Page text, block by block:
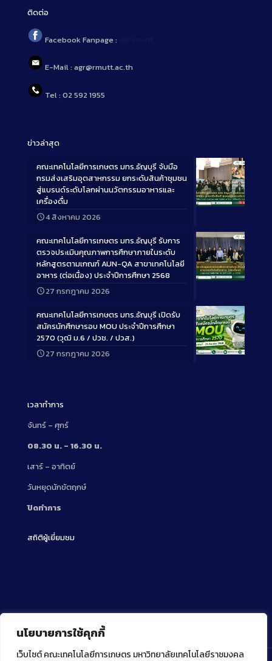
นโยบายการใช้คุกกี้
เว็บไซต์ คณะเทคโนโลยีการเกษตร มหาวิทยาลัยเทคโนโลยีราชมงคล
ติดต่อ
Facebook Fanpage :
E-Mail : agr@rmutt.ac.th
Tel : 02 592 1955
ข่าวล่าสุด
Long
คณะเทคโนโลยีการเกษตร มทร.ธัญบุรี จับมือ
กรมส่งเสริมอุตสาหกรรม ยกระดับสินค้าชุมชน
สู่แบรนด์ระดับโลกผ่านนวัตกรรมอาหารและ
เครื่องดื่ม
4 สิงหาคม 2026
Long
คณะเทคโนโลยีการเกษตร มทร.ธัญบุรี รับการ
ตรวจประเมินคุณภาพการศึกษาภายในระดับ
หลักสูตรตามเกณฑ์ AUN-QA สาขาเทคโนโลยี
อาหาร (ต่อเนื่อง) ประจำปีการศึกษา 2568
27 กรกฎาคม 2026
Long
คณะเทคโนโลยีการเกษตร มทร.ธัญบุรี เปิดรับ
สมัครนักศึกษารอบ MOU ประจำปีการศึกษา
2570 (วุฒิ ม.6 / ปวช. / ปวส.)
27 กรกฎาคม 2026
เวลาทำการ
จันทร์ – ศุกร์
08.30 น. – 16.30 น.
เสาร์ – อาทิตย์
วันหยุดนักขัตฤกษ์
ปิดทำการ
สถิติผู้เยี่ยมชม